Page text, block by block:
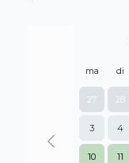
ma di
27 28
3 4
10 11
Previous